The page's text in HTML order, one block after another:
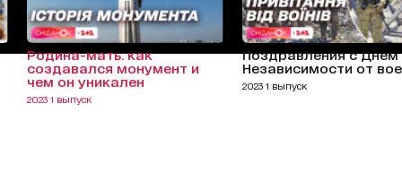
Родина-мать: как
создавался монумент и
чем он уникален
2023 1 выпуск
Поздравления с Днем
Независимости от
2023 1 выпуск